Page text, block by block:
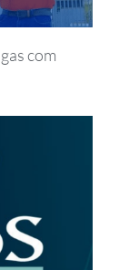
com